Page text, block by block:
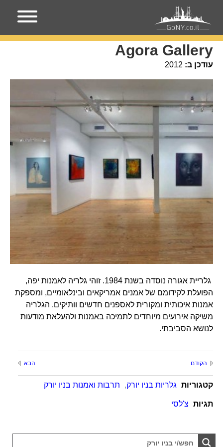
עמוד הבית מקומות בניו-יורק
Agora Gallery
עודכן ב: 2012
גלריית אגורה נוסדה בשנת 1984. זוהי גלריה לאמנות יפה,
הפועלת לקידומם של אמנים אמריקאים ובינלאומיים, ומספקת
אמנות איכותית ומקורית לאספנים חדשים וותיקים. הגלריה
משיקה אירועים מיוחדים לתמיכה באמנות ולהעלאת מודעות
לנושא הסביבתי.
הקודם הבא
קטגוריות גלריות בניו יורק, תרבות ואמנות בניו יורק
תגיות צ'לסי